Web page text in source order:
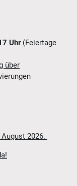
Uhr (Feiertage
über
2026.